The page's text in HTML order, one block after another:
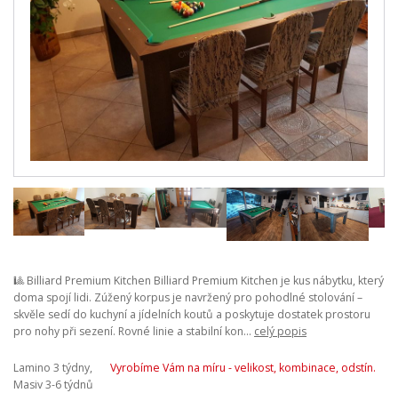
🎱 Billiard Premium Kitchen Billiard Premium Kitchen je kus nábytku, který
doma spojí lidi. Zúžený korpus je navržený pro pohodlné stolování –
skvěle sedí do kuchyní a jídelních koutů a poskytuje dostatek prostoru
pro nohy při sezení. Rovné linie a stabilní kon... celý popis
Lamino 3 týdny,
Masiv 3-6 týdnů
Vyrobíme Vám na míru - velikost, kombinace, odstín.